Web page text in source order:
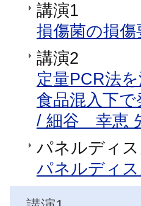
講演1
損傷菌の損
講演2
定量PCR法
食品混入下
/ 細谷 幸恵
パネルディ
パネルディ